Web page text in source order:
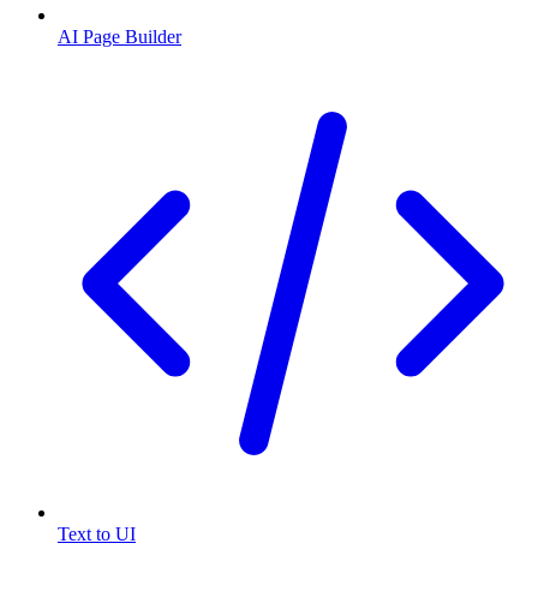
AI Page Builder
Text to UI